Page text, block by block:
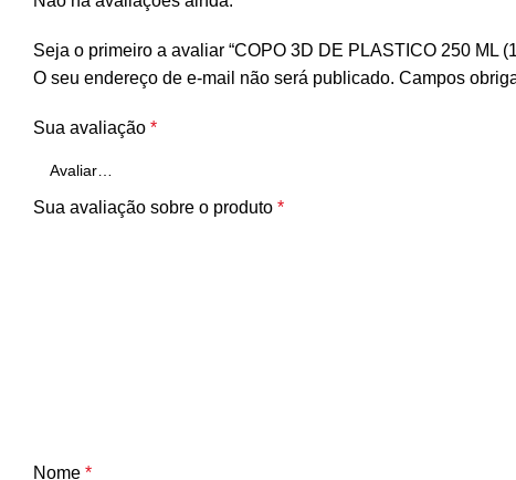
Seja o primeiro a avaliar “COPO 3D DE PLASTICO 250 ML
O seu endereço de e-mail não será publicado. Campos
Sua avaliação *
Sua avaliação sobre o produto *
Nome *